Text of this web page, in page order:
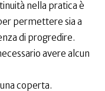
nella pratica è
permettere sia a
di progredire.
avere alcun
coperta.